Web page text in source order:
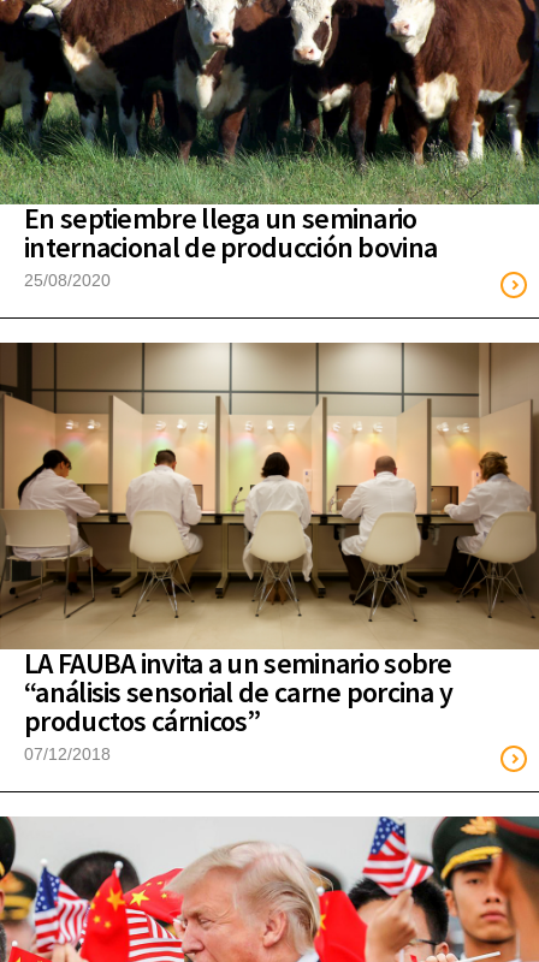
En septiembre llega un seminario
internacional de producción bovina
25/08/2020
LA FAUBA invita a un seminario sobre
“análisis sensorial de carne porcina y
productos cárnicos”
07/12/2018